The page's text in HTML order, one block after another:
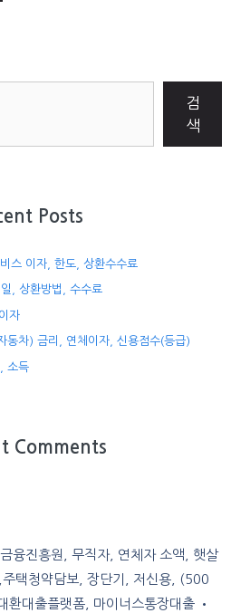
검
색
Posts
스 이자, 한도, 상환수수료
, 상환방법, 수수료
자
동차) 금리, 연체이자, 신용점수(등급)
소득
Comments
융진흥원, 무직자, 연체자 소액, 햇살
택청약담보, 장단기, 저신용, (500
대출플랫폼, 마이너스통장대출 •